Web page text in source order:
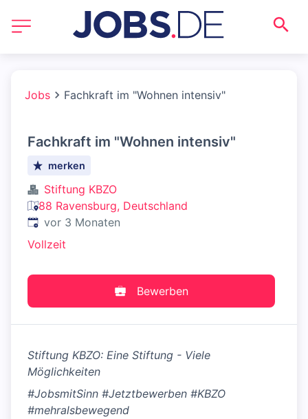
Jobs Fachkraft im "Wohnen intensiv"
Fachkraft im "Wohnen intensiv"
merken
Stiftung KBZO
88 Ravensburg, Deutschland
Veröffentlicht:
vor 3 Monaten
Vollzeit
Bewerben
Stiftung KBZO: Eine Stiftung - Viele
Möglichkeiten
#JobsmitSinn #Jetztbewerben #KBZO
#mehralsbewegend